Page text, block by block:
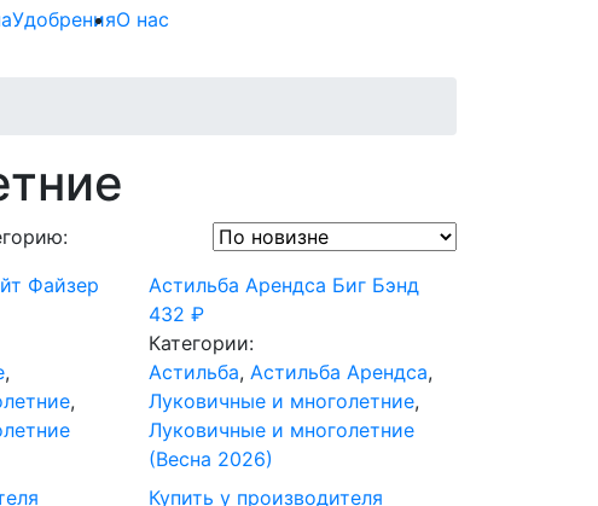
УдобренияО нас
Файзер
,
,
Астильба Арендса Биг Бэнд
432₽
Категории:
Астильба,Астильба Арендса,
Луковичные и многолетние,
Луковичные и многолетние
(Весна 2026)
Купить у производителя